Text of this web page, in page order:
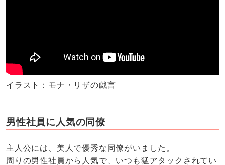
イラスト：モナ・リザの戯言
男性社員に人気の同僚
主人公には、美人で優秀な同僚がいました。
周りの男性社員から人気で、いつも猛アタックされてい